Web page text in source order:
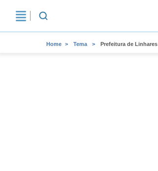
Home Tema Prefeitura de Linhares